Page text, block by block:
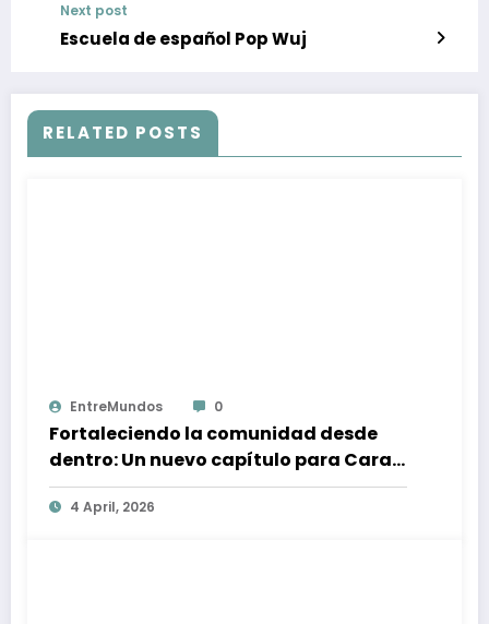
Next post
Escuela de español Pop Wuj
RELATED POSTS
EntreMundos 0
Fortaleciendo la comunidad desde
dentro: Un nuevo capítulo para Caras
Alegres
4 April, 2026